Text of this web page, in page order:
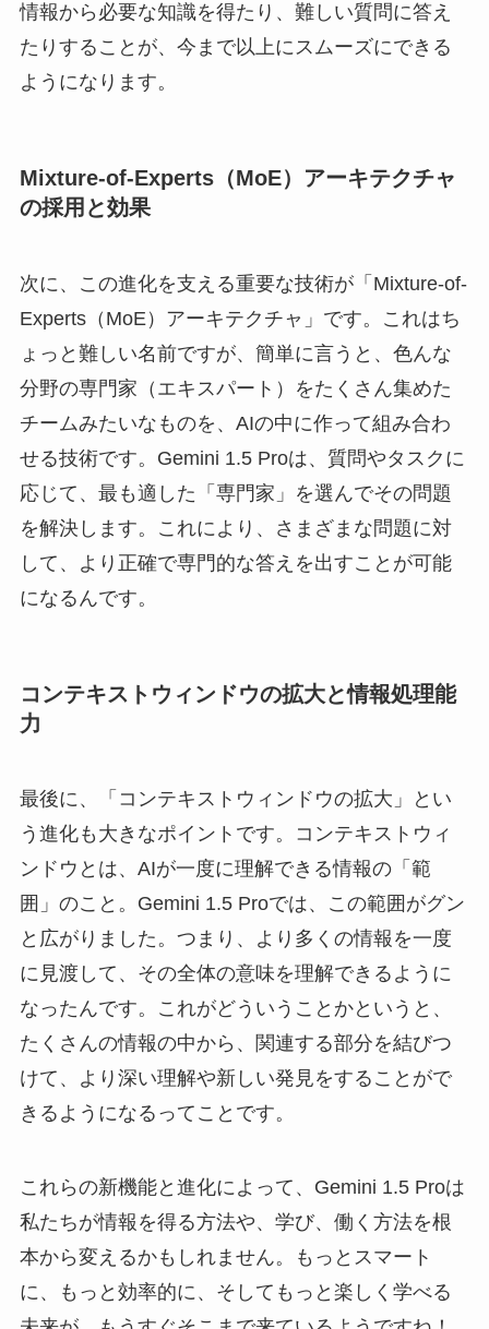
情報から必要な知識を得たり、難しい質問に答え
たりすることが、今まで以上にスムーズにできる
ようになります。
Mixture-of-Experts（MoE）アーキテクチャ
の採用と効果
次に、この進化を支える重要な技術が「Mixture-of-
Experts（MoE）アーキテクチャ」です。これはち
ょっと難しい名前ですが、簡単に言うと、色んな
分野の専門家（エキスパート）をたくさん集めた
チームみたいなものを、AIの中に作って組み合わ
せる技術です。Gemini 1.5 Proは、質問やタスクに
応じて、最も適した「専門家」を選んでその問題
を解決します。これにより、さまざまな問題に対
して、より正確で専門的な答えを出すことが可能
になるんです。
コンテキストウィンドウの拡大と情報処理能
力
最後に、「コンテキストウィンドウの拡大」とい
う進化も大きなポイントです。コンテキストウィ
ンドウとは、AIが一度に理解できる情報の「範
囲」のこと。Gemini 1.5 Proでは、この範囲がグン
と広がりました。つまり、より多くの情報を一度
に見渡して、その全体の意味を理解できるように
なったんです。これがどういうことかというと、
たくさんの情報の中から、関連する部分を結びつ
けて、より深い理解や新しい発見をすることがで
きるようになるってことです。
これらの新機能と進化によって、Gemini 1.5 Proは
私たちが情報を得る方法や、学び、働く方法を根
本から変えるかもしれません。もっとスマート
に、もっと効率的に、そしてもっと楽しく学べる